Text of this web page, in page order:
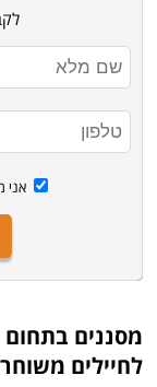
אני
מסננים בתחום
לחיילים